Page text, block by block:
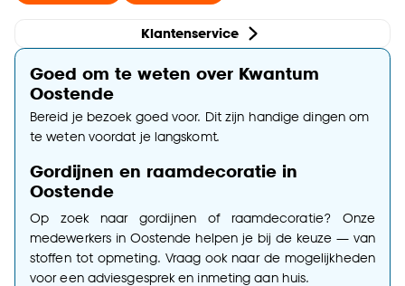
Klantenservice
Goed om te weten over Kwantum
Oostende
Bereid je bezoek goed voor. Dit zijn handige dingen om
te weten voordat je langskomt.
Gordijnen en raamdecoratie in
Oostende
Op zoek naar gordijnen of raamdecoratie? Onze
medewerkers in Oostende helpen je bij de keuze — van
stoffen tot opmeting. Vraag ook naar de mogelijkheden
voor een adviesgesprek en inmeting aan huis.